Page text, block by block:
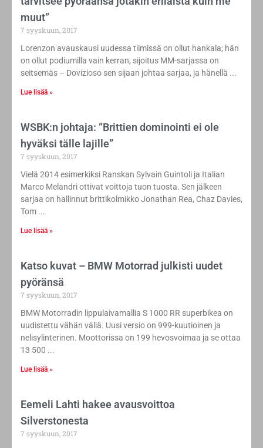
muut”
7 syyskuun, 2017
Lorenzon avauskausi uudessa tiimissä on ollut hankala; hän
on ollut podiumilla vain kerran, sijoitus MM-sarjassa on
seitsemäs – Dovizioso sen sijaan johtaa sarjaa, ja hänellä
Lue lisää »
WSBK:n johtaja: ”Brittien dominointi ei ole
hyväksi tälle lajille”
7 syyskuun, 2017
Vielä 2014 esimerkiksi Ranskan Sylvain Guintoli ja Italian
Marco Melandri ottivat voittoja tuon tuosta. Sen jälkeen
sarjaa on hallinnut brittikolmikko Jonathan Rea, Chaz Davies,
Tom
Lue lisää »
​Katso kuvat – BMW Motorrad julkisti uudet
pyöränsä
7 syyskuun, 2017
BMW Motorradin lippulaivamallia S 1000 RR superbikea on
uudistettu vähän väliä. Uusi versio on 999-kuutioinen ja
nelisylinterinen. Moottorissa on 199 hevosvoimaa ja se ottaa
13 500
Lue lisää »
Eemeli Lahti hakee avausvoittoa
Silverstonesta
7 syyskuun, 2017